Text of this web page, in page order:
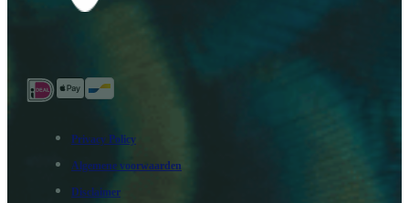
Privacy Policy
Algemene voorwaarden
Disclaimer